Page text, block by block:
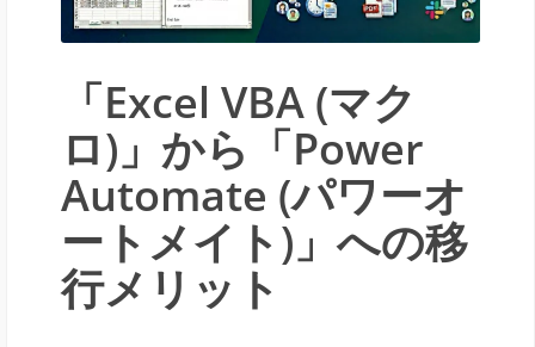
「Excel VBA (マク
ロ)」から「Power
Automate (パワーオ
ートメイト)」への移
行メリット